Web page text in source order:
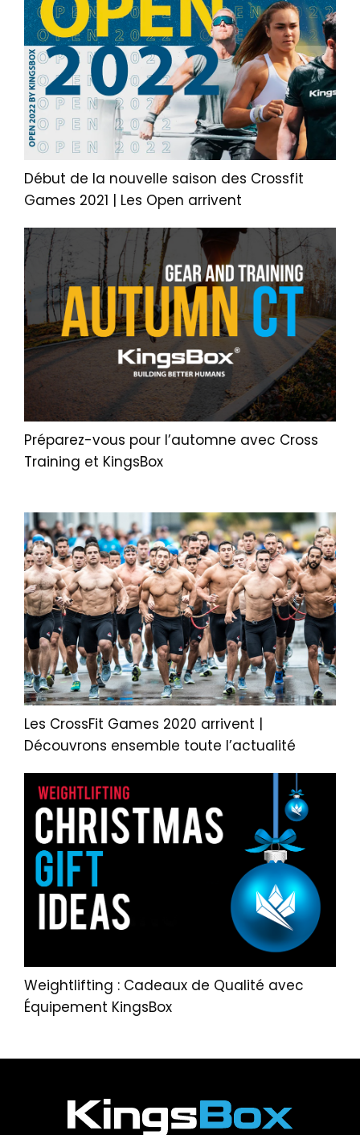
Début de la nouvelle saison des Crossfit
Games 2021 | Les Open arrivent
Préparez-vous pour l’automne avec Cross
Training et KingsBox
Les CrossFit Games 2020 arrivent |
Découvrons ensemble toute l’actualité
Weightlifting : Cadeaux de Qualité avec
Équipement KingsBox